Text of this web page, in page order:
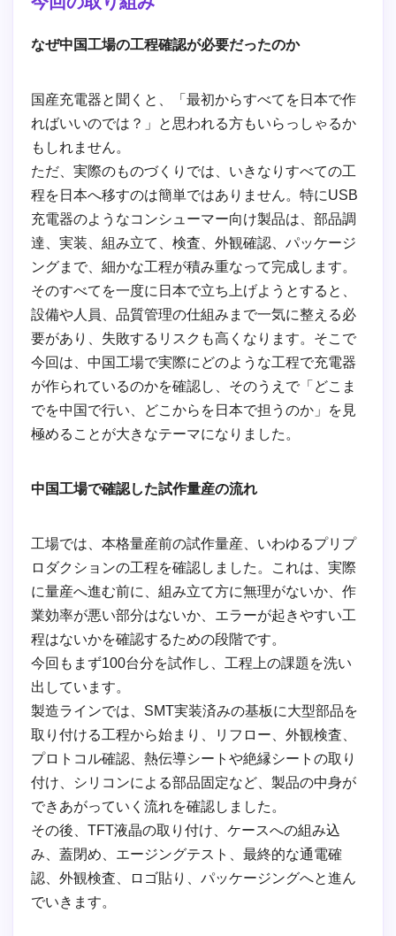
なぜ中国工場の工程確認が必要だったのか
国産充電器と聞くと、「最初からすべてを日本で作
ればいいのでは？」と思われる方もいらっしゃるか
もしれません。
ただ、実際のものづくりでは、いきなりすべての工
程を日本へ移すのは簡単ではありません。特にUSB
充電器のようなコンシューマー向け製品は、部品調
達、実装、組み立て、検査、外観確認、パッケージ
ングまで、細かな工程が積み重なって完成します。
そのすべてを一度に日本で立ち上げようとすると、
設備や人員、品質管理の仕組みまで一気に整える必
要があり、失敗するリスクも高くなります。そこで
今回は、中国工場で実際にどのような工程で充電器
が作られているのかを確認し、そのうえで「どこま
でを中国で行い、どこからを日本で担うのか」を見
極めることが大きなテーマになりました。
中国工場で確認した試作量産の流れ
工場では、本格量産前の試作量産、いわゆるプリプ
ロダクションの工程を確認しました。これは、実際
に量産へ進む前に、組み立て方に無理がないか、作
業効率が悪い部分はないか、エラーが起きやすい工
程はないかを確認するための段階です。
今回もまず100台分を試作し、工程上の課題を洗い
出しています。
製造ラインでは、SMT実装済みの基板に大型部品を
取り付ける工程から始まり、リフロー、外観検査、
プロトコル確認、熱伝導シートや絶縁シートの取り
付け、シリコンによる部品固定など、製品の中身が
できあがっていく流れを確認しました。
その後、TFT液晶の取り付け、ケースへの組み込
み、蓋閉め、エージングテスト、最終的な通電確
認、外観検査、ロゴ貼り、パッケージングへと進ん
でいきます。